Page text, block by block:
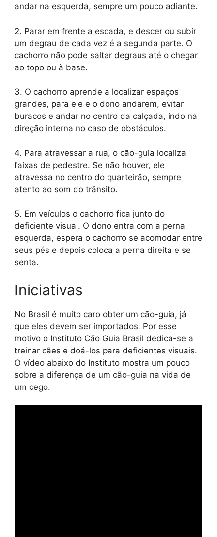
andar na esquerda, sempre um pouco adiante.
2. Parar em frente a escada, e descer ou subir
um degrau de cada vez é a segunda parte. O
cachorro não pode saltar degraus até o chegar
ao topo ou à base.
3. O cachorro aprende a localizar espaços
grandes, para ele e o dono andarem, evitar
buracos e andar no centro da calçada, indo na
direção interna no caso de obstáculos.
4. Para atravessar a rua, o cão-guia localiza
faixas de pedestre. Se não houver, ele
atravessa no centro do quarteirão, sempre
atento ao som do trânsito.
5. Em veículos o cachorro fica junto do
deficiente visual. O dono entra com a perna
esquerda, espera o cachorro se acomodar entre
seus pés e depois coloca a perna direita e se
senta.
Iniciativas
No Brasil é muito caro obter um cão-guia, já
que eles devem ser importados. Por esse
motivo o Instituto Cão Guia Brasil dedica-se a
treinar cães e doá-los para deficientes visuais.
O vídeo abaixo do Instituto mostra um pouco
sobre a diferença de um cão-guia na vida de
um cego.